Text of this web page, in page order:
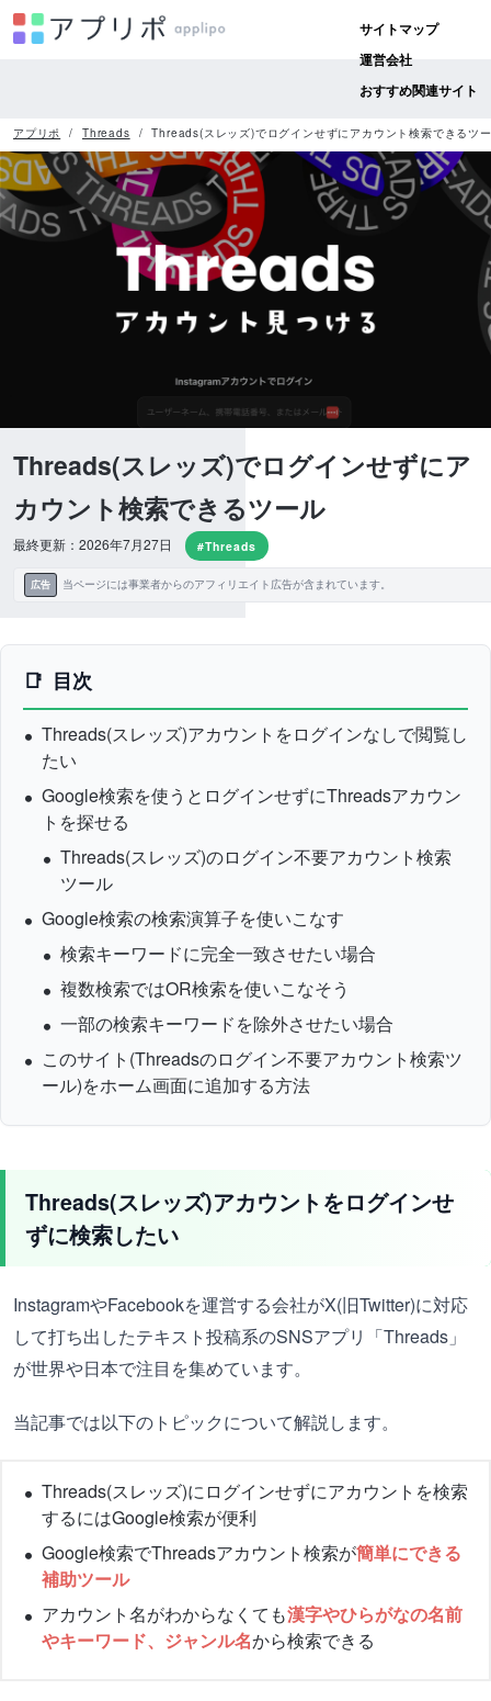
サイトマップ
運営会社
おすすめ関連サイト
アプリポ Threads Threads(スレッズ)でログインせずにアカウント検索できるツ
Threads(スレッズ)でログインせずにア
カウント検索できるツール
最終更新：2026年7月27日 #Threads
広告 当ページには事業者からのアフィリエイト広告が含まれています。
目次
Threads(スレッズ)アカウントをログインなしで閲覧し
たい
Google検索を使うとログインせずにThreadsアカウン
トを探せる
Threads(スレッズ)のログイン不要アカウント検索
ツール
Google検索の検索演算子を使いこなす
検索キーワードに完全一致させたい場合
複数検索ではOR検索を使いこなそう
一部の検索キーワードを除外させたい場合
このサイト(Threadsのログイン不要アカウント検索ツ
ール)をホーム画面に追加する方法
Threads(スレッズ)アカウントをログインせ
ずに検索したい
InstagramやFacebookを運営する会社がX(旧Twitter)に対応
して打ち出したテキスト投稿系のSNSアプリ「Threads」
が世界や日本で注目を集めています。
当記事では以下のトピックについて解説します。
Threads(スレッズ)にログインせずにアカウントを検索
するにはGoogle検索が便利
Google検索でThreadsアカウント検索が簡単にできる
補助ツール
アカウント名がわからなくても漢字やひらがなの名前
やキーワード、ジャンル名から検索できる